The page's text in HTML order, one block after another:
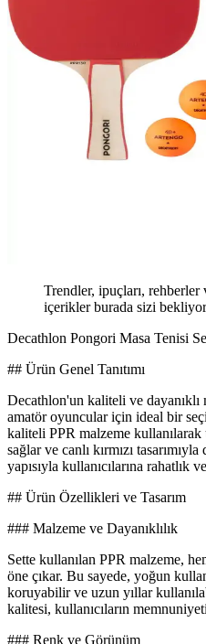
Trendler, ipuçları,
içerikler burada sizi
Decathlon Pongori Masa Tenisi
## Ürün Genel Tanıtımı
Decathlon'un kaliteli ve dayanıklı
amatör oyuncular için ideal bir
kaliteli PPR malzeme
sağlar ve canlı kırmızı
yapısıyla kullanıcılarına rahatlık
## Ürün Özellikleri ve Tasarım
### Malzeme ve Dayanıklılık
Sette kullanılan PPR malzeme,
öne çıkar. Bu sayede, yoğun
koruyabilir ve uzun yıllar
kalitesi, kullanıcıların
### Renk ve Görünüm